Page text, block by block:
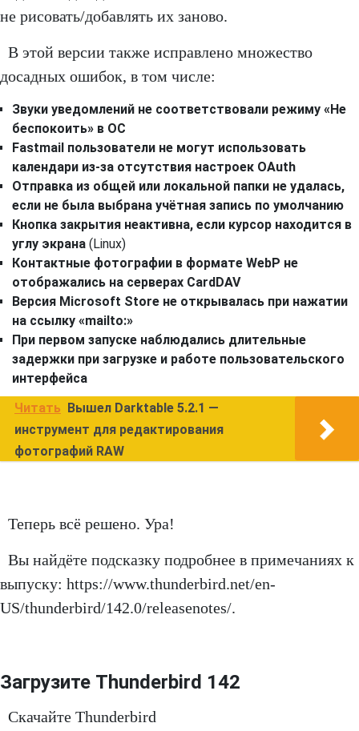
не рисовать/добавлять их заново.
В этой версии также исправлено множество
досадных ошибок, в том числе:
Звуки уведомлений не соответствовали режиму «Не
беспокоить» в ОС
Fastmail пользователи не могут использовать
календари из-за отсутствия настроек OAuth
Отправка из общей или локальной папки не удалась,
если не была выбрана учётная запись по умолчанию
Кнопка закрытия неактивна, если курсор находится в
углу экрана (Linux)
Контактные фотографии в формате WebP не
отображались на серверах CardDAV
Версия Microsoft Store не открывалась при нажатии
на ссылку «mailto:»
При первом запуске наблюдались длительные
задержки при загрузке и работе пользовательского
интерфейса
Читать
Вышел Darktable 5.2.1 —
инструмент для редактирования
фотографий RAW
Теперь всё решено. Ура!
Вы найдёте подсказку подробнее в примечаниях к
выпуску: https://www.thunderbird.net/en-
US/thunderbird/142.0/releasenotes/.
Загрузите Thunderbird 142
Скачайте Thunderbird